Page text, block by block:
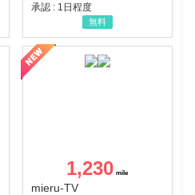
承認 : 1日程度
無料
1,230
mieru-TV